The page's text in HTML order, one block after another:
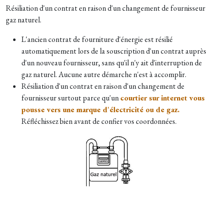
Résiliation d'un contrat en raison d'un changement de fournisseur
gaz naturel.
L'ancien contrat de fourniture d'énergie est résilié
automatiquement lors de la souscription d'un contrat auprès
d'un nouveau fournisseur, sans qu'il n'y ait d'interruption de
gaz naturel. Aucune autre démarche n'est à accomplir.
Résiliation d'un contrat en raison d'un changement de
fournisseur surtout parce qu'uncourtier sur internet vous
pousse vers une marque d'électricité ou de gaz.
Réfléchissez bien avant de confier vos coordonnées.